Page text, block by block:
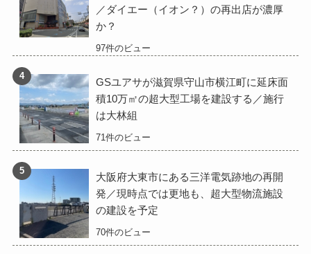
／ダイエー（イオン？）の再出店が濃厚
か？
97件のビュー
GSユアサが滋賀県守山市横江町に延床面
積10万㎡の超大型工場を建設する／施行
は大林組
71件のビュー
大阪府大東市にある三洋電気跡地の再開
発／現時点では更地も、超大型物流施設
の建設を予定
70件のビュー